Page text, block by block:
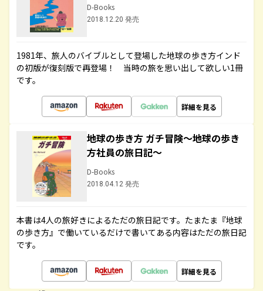
D-Books
2018.12.20 発売
1981年、旅人のバイブルとして登場した地球の歩き方インド
の初版が復刻版で再登場！ 当時の旅を思い出して欲しい1冊
です。
詳細を見る
地球の歩き方 ガチ冒険～地球の歩き
方社員の旅日記～
D-Books
2018.04.12 発売
本書は4人の旅好きによるただの旅日記です。たまたま『地球
の歩き方』で働いているだけで書いてある内容はただの旅日記
です。
詳細を見る